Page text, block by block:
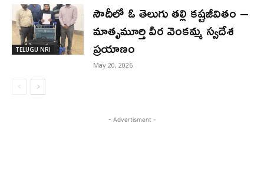
TELUGU NRI
సౌదీలో ఓ తెలుగు తల్లి కష్టజీవితం –
మాతృమూర్తి వీర వెంకమ్మ స్వదేశ
ప్రయాణం
May 20, 2026
- Advertisment -